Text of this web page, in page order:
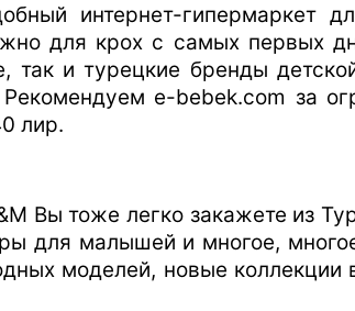
интернет-
для крох с самых первых
так и турецкие бренды
e-bebek.com за
лир.
Вы тоже легко закажете из
для малышей и многое,
моделей, новые коллекции